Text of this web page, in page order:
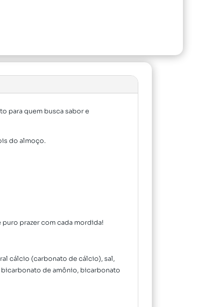
para quem busca sabor e
do almoço.
prazer com cada mordida!
cálcio (carbonato de cálcio), sal,
de amônio, bicarbonato